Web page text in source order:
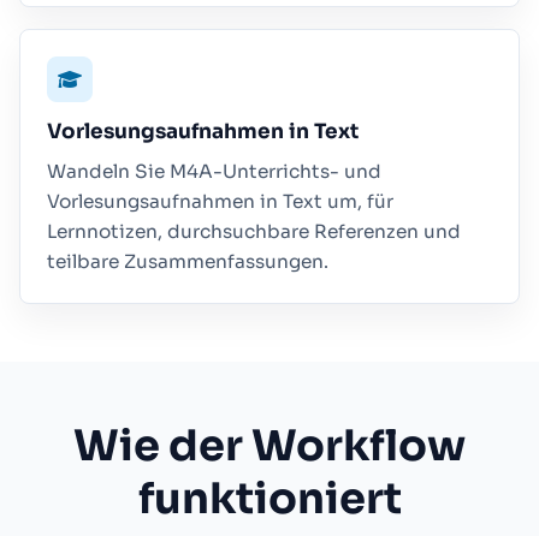
Vorlesungsaufnahmen in Text
Wandeln Sie M4A-Unterrichts- und
Vorlesungsaufnahmen in Text um, für
Lernnotizen, durchsuchbare Referenzen und
teilbare Zusammenfassungen.
Wie der Workflow
funktioniert